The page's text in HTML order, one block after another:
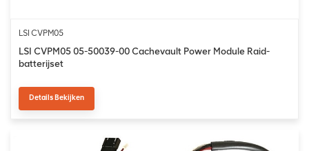
LSI CVPM05
LSI CVPM05 05-50039-00 Cachevault Power Module Raid-
batterijset
Details Bekijken